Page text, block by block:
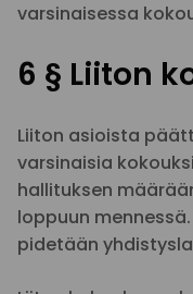
varsinaisessa
6 § Liiton
Liiton asioista
varsinaisia
hallituksen
loppuun
pidetään